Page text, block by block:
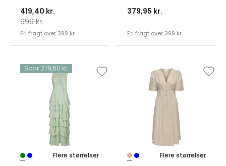
419,40 kr.
699 kr.
Fri fragt over 399 kr
379,95 kr.
Fri fragt over 399 kr
Spar 279,60 kr.
Flere størrelser Flere størrelser